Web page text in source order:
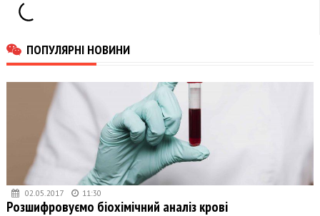
ПОПУЛЯРНІ НОВИНИ
02.05.2017 11:30
Розшифровуємо біохімічний аналіз крові